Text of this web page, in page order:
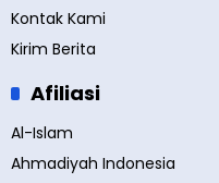
Kontak Kami
Kirim Berita
Afiliasi
Al-Islam
Ahmadiyah Indonesia